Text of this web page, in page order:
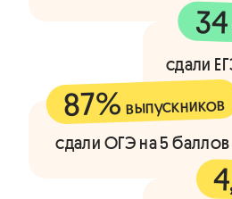
34
сдали
87% выпускников
сдали ОГЭ на 5 баллов